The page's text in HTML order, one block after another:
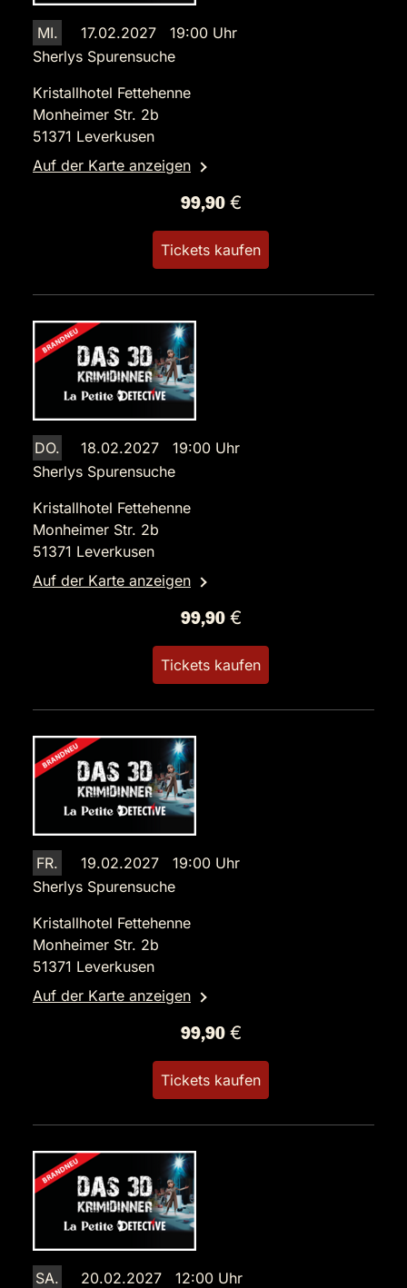
MI.
17.02.2027 19:00 Uhr
Sherlys Spurensuche
Kristallhotel Fettehenne
Monheimer Str. 2b
51371 Leverkusen
Auf der Karte anzeigen
99,90 €
Tickets kaufen
DO.
18.02.2027 19:00 Uhr
Sherlys Spurensuche
Kristallhotel Fettehenne
Monheimer Str. 2b
51371 Leverkusen
Auf der Karte anzeigen
99,90 €
Tickets kaufen
FR.
19.02.2027 19:00 Uhr
Sherlys Spurensuche
Kristallhotel Fettehenne
Monheimer Str. 2b
51371 Leverkusen
Auf der Karte anzeigen
99,90 €
Tickets kaufen
SA.
20.02.2027 12:00 Uhr